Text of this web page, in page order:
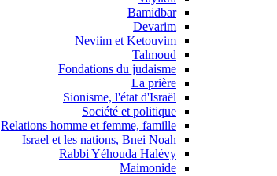
Bamidbar
Devarim
Neviim et Ketouvim
Talmoud
Fondations du judaisme
La prière
Sionisme, l'état d'Israël
Société et politique
Relations homme et femme, famille
Israel et les nations, Bnei Noah
Rabbi Yéhouda Halévy
Maimonide